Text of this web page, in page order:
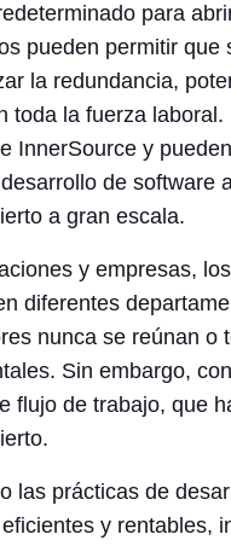
para
pueden permitir que
la redundancia,
toda la fuerza
InnerSource y
de software
a gran escala.
y empresas,
diferentes
nunca se reúnan o
Sin embargo,
flujo de trabajo, que
las prácticas de
y rentables,